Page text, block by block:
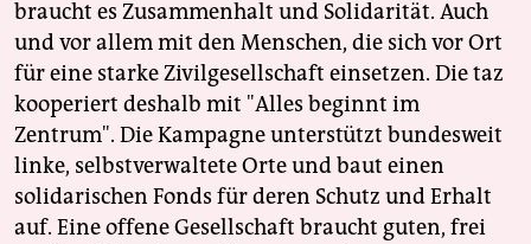
braucht es Zusammenhalt und Solidarität. Auch
und vor allem mit den Menschen, die sich vor Ort
für eine starke Zivilgesellschaft einsetzen. Die taz
kooperiert deshalb mit "Alles beginnt im
Zentrum". Die Kampagne unterstützt bundesweit
linke, selbstverwaltete Orte und baut einen
solidarischen Fonds für deren Schutz und Erhalt
auf. Eine offene Gesellschaft braucht guten, frei